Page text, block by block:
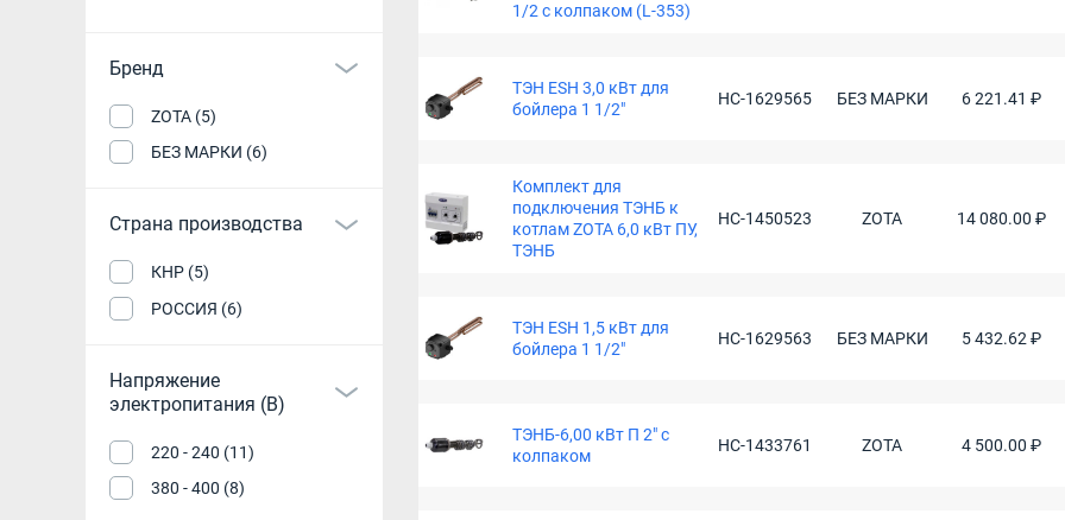
Бренд
ZOTA (5)
БЕЗ МАРКИ (6)
Страна производства
КНР (5)
РОССИЯ (6)
Напряжение
электропитания (В)
220 - 240 (11)
380 - 400 (8)
1/2 с колпаком (L-353)
ТЭН ESH 3,0 кВт для
бойлера 1 1/2"
НС-1629565 БЕЗ МАРКИ 6 221.41 ₽
Комплект для
подключения ТЭНБ к
котлам ZOTA 6,0 кВт ПУ,
ТЭНБ
НС-1450523 ZOTA 14 080.00 ₽
ТЭН ESH 1,5 кВт для
бойлера 1 1/2"
НС-1629563 БЕЗ МАРКИ 5 432.62 ₽
ТЭНБ-6,00 кВт П 2" с
колпаком
НС-1433761 ZOTA 4 500.00 ₽